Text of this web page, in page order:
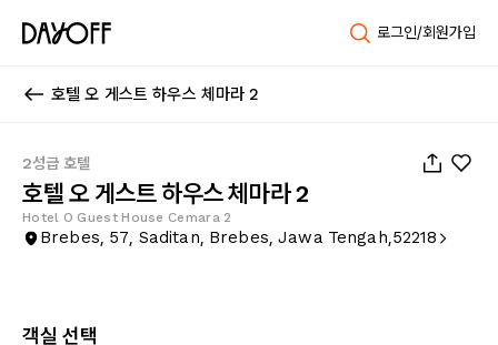
로그인/회원가입
호텔 오 게스트 하우스 체마라 2
2성급 호텔
호텔 오 게스트 하우스 체마라 2
Hotel O Guest House Cemara 2
Brebes, 57, Saditan, Brebes, Jawa Tengah,52218
객실 선택